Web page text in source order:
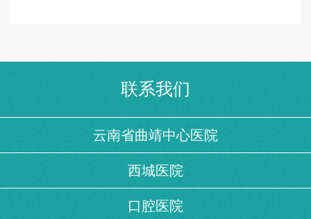
联系我们
云南省曲靖中心医院
西城医院
口腔医院